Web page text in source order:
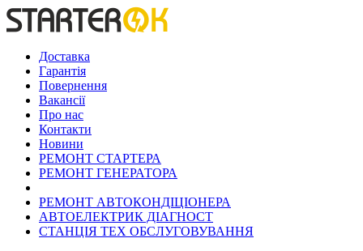
Доставка
Гарантія
Повернення
Вакансії
Про нас
Контакти
Новини
РЕМОНТ СТАРТЕРА
РЕМОНТ ГЕНЕРАТОРА
РЕМОНТ АВТОКОНДІЦІОНЕРА
АВТОЕЛЕКТРИК ДІАГНОСТ
СТАНЦІЯ ТЕХ ОБСЛУГОВУВАННЯ